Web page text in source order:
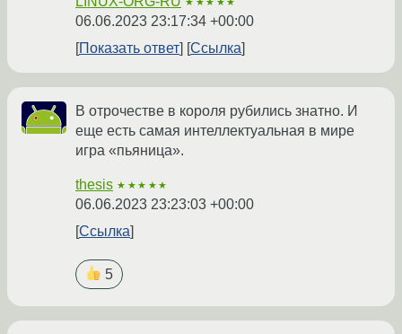
★★★★★
06.06.2023 23:17:34 +00:00
Показать ответ
Ссылка
В отрочестве в короля рубились знатно. И
еще есть самая интеллектуальная в мире
игра «пьяница».
thesis ★★★★★
06.06.2023 23:23:03 +00:00
Ссылка
5